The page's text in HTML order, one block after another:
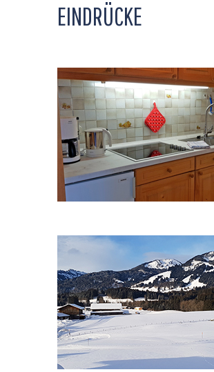
EINDRÜCKE